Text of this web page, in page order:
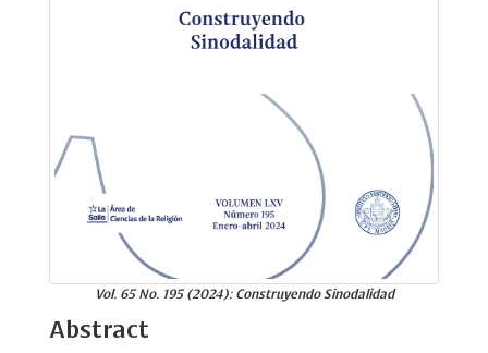
Vol. 65 No. 195 (2024): Construyendo Sinodalidad
Abstract